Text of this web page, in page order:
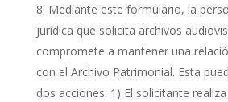
Mediante este formulario, la
jurídica que solicita archivos
compromete a mantener una
con el Archivo Patrimonial. Esta
dos acciones: 1) El solicitante